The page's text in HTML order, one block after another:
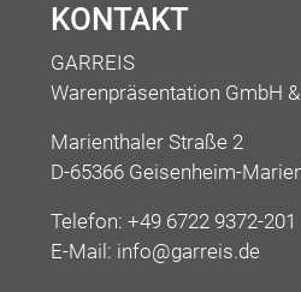
KONTAKT
GARREIS
Warenpräsentation GmbH
Marienthaler Straße 2
D-65366 Geisenheim-
Telefon: +49 6722 9372-201
E-Mail: info@garreis.de